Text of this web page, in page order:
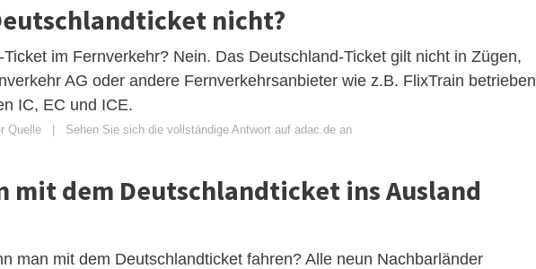
nicht?
im Fernverkehr? Nein. Das Deutschland-Ticket gilt nicht in Zügen,
AG oder andere Fernverkehrsanbieter wie z.B. FlixTrain betrieben
IC, EC und ICE.
Quelle Sehen Sie sich die vollständige Antwort auf adac.de an
mit dem Deutschlandticket ins Ausland
man mit dem Deutschlandticket fahren? Alle neun Nachbarländer